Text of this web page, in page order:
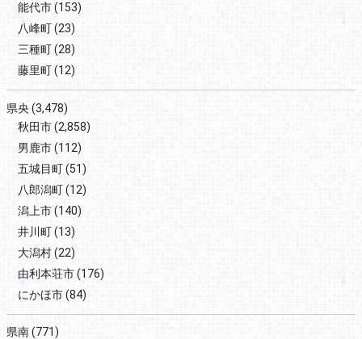
能代市(153)
八峰町(23)
三種町(28)
藤里町(12)
県央(3,478)
秋田市(2,858)
男鹿市(112)
五城目町(51)
八郎潟町(12)
潟上市(140)
井川町(13)
大潟村(22)
由利本荘市(176)
にかほ市(84)
県南(771)